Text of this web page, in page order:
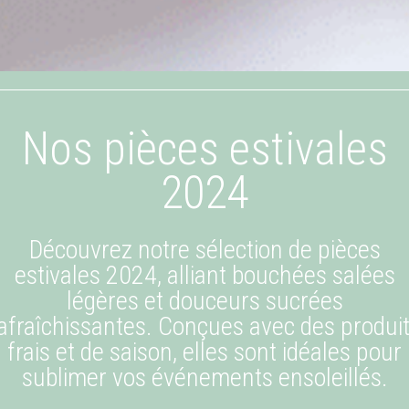
Nos pièces estivales
2024
Découvrez notre sélection de pièces
estivales 2024, alliant bouchées salées
légères et douceurs sucrées
Conçues avec des
frais et de saison, elles sont idéales pour
sublimer vos événements ensoleillés.